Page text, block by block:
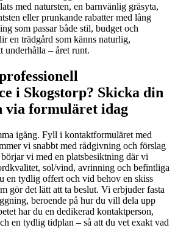
med natursten, en barnvänlig gräsyta,
eller prunkande rabatter med lång
som passar både stil, budget och
en trädgård som känns naturlig,
underhålla – året runt.
i Skogstorp? Skicka din
via formuläret idag
igång. Fyll i kontaktformuläret med
vi snabbt med rådgivning och förslag
vi med en platsbesiktning där vi
sol/vind, avrinning och befintliga
en tydlig offert och vid behov en skiss
gör det lätt att ta beslut. Vi erbjuder fasta
beroende på hur du vill dela upp
har du en dedikerad kontaktperson,
en tydlig tidplan – så att du vet exakt vad